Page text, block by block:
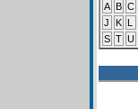
A B C
J
K L
S T U